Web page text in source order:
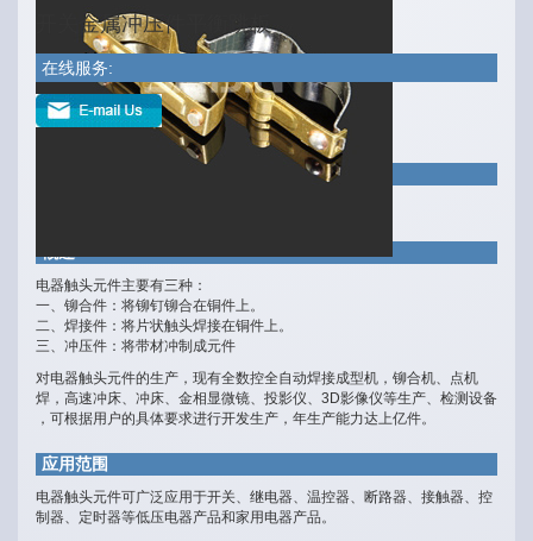
开关金属冲压件平衡跳板
在线服务:
电器触头元件主要有三种：
一、铆合件：将铆钉铆合在铜件上。
二、焊接件：将片状触头焊接在铜件上。
三、冲压件：将带材冲制成元件
对电器触头元件的生产，现有全数控全自动焊接成型机，铆合机、点机
焊，高速冲床、冲床、金相显微镜、投影仪、3D影像仪等生产、检测设备
，可根据用户的具体要求进行开发生产，年生产能力达上亿件。
应用范围
电器触头元件可广泛应用于开关、继电器、温控器、断路器、接触器、控
制器、定时器等低压电器产品和家用电器产品。